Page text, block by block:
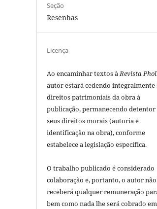
Seção
Resenhas
Licença
Ao encaminhar textos àRevista
autor estará cedendo integralmente
direitos patrimoniais da obra à
publicação, permanecendo detentor
seus direitos morais (autoria e
identificação na obra), conforme
estabelece a legislação especí­fica.
O trabalho publicado é considerado
colaboração e, portanto, o autor não
receberá qualquer remuneração
bem como nada lhe será cobrado